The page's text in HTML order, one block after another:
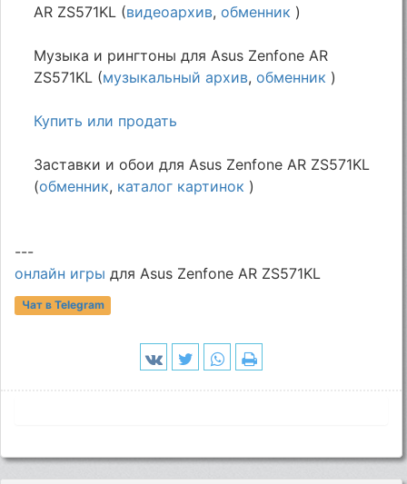
AR ZS571KL (видеоархив,обменник )
Музыка и рингтоны для Asus Zenfone AR
ZS571KL (музыкальный архив,обменник )
Купить или продать
Заставки и обои для Asus Zenfone AR ZS571KL
(обменник, каталог картинок )
---
онлайн игры для Asus Zenfone AR ZS571KL
Чат в Telegram